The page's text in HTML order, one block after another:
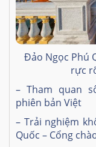
Đảo Ngọc Phú
rực
– Tham quan
phiên bản Việt
– Trải nghiệm
Quốc – Cổng